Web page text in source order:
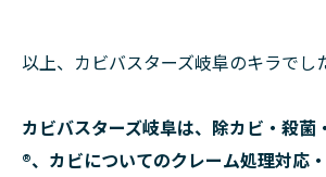
以上、カビバスターズ岐阜のキラでし
カビバスターズ岐阜は、除カビ・殺菌
®、カビについてのクレーム処理対応